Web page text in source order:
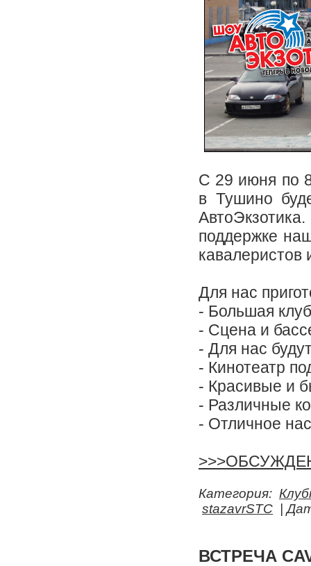
С 29 июня по
в Тушино
поддержке
Для нас
- Большая
- Сцена и
- Для нас
- Кинотеатр
- Красивые и
- Различные
- Отличное
Категория:
stazavrSTC
|
ВСТРЕЧА